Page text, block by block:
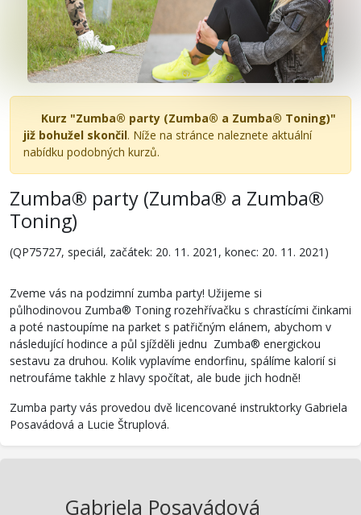
Kurz "Zumba® party (Zumba® a Zumba® Toning)"
již bohužel skončil. Níže na stránce naleznete aktuální
nabídku podobných kurzů.
Zumba® party (Zumba® a Zumba®
Toning)
(QP75727, speciál, začátek: 20. 11. 2021, konec: 20. 11. 2021)
Zveme vás na podzimní zumba party! Užijeme si
půlhodinovou Zumba® Toning rozehřívačku s chrastícími činkami
a poté nastoupíme na parket s patřičným elánem, abychom v
následující hodince a půl sjížděli jednu Zumba® energickou
sestavu za druhou. Kolik vyplavíme endorfinu, spálíme kalorií si
netroufáme takhle z hlavy spočítat, ale bude jich hodně!
Zumba party vás provedou dvě licencované instruktorky Gabriela
Posavádová a Lucie Štruplová.
Gabriela Posavádová